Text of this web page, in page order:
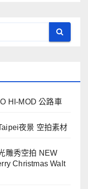
HI-MOD 公路車
夜景 空拍素材
雕秀空拍 NEW
Christmas Walt